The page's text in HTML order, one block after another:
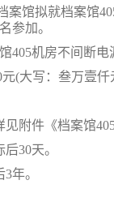
案馆拟就档案馆
参加。
405机房不间断电
元(大写：叁万壹仟
见附件《档案馆
后30天。
3年。